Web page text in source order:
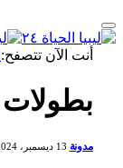
أنت الآن تتصفح:
بطولات
مدونة 13 ديسمبر، 2024